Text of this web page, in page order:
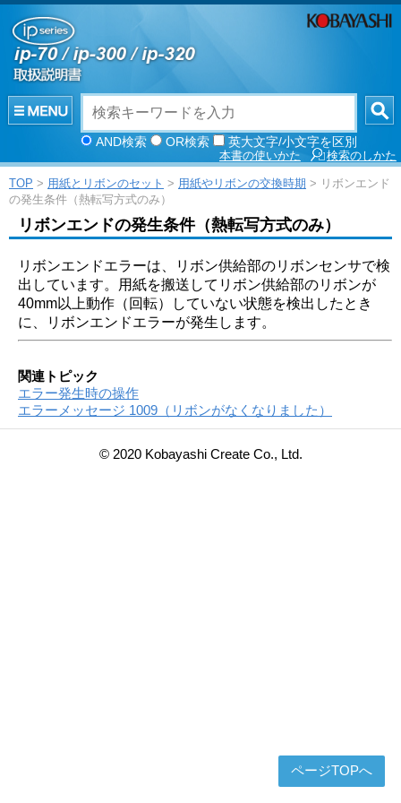
AND検索 OR検索 英大文字/小文字を区別
検索のしかた
本書の使いかた
TOP > 用紙とリボンのセット > 用紙やリボンの交換時期 > リボンエンド
の発生条件（熱転写方式のみ）
リボンエンドの発生条件（熱転写方式のみ）
リボンエンドエラーは、リボン供給部のリボンセンサで検
出しています。用紙を搬送してリボン供給部のリボンが
40mm以上動作（回転）していない状態を検出したとき
に、リボンエンドエラーが発生します。
関連トピック
エラー発生時の操作
エラーメッセージ 1009（リボンがなくなりました）
ページTOPへ
© 2020 Kobayashi Create Co., Ltd.